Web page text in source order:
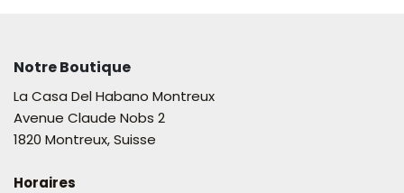
Notre Boutique
La Casa Del Habano Montreux
Avenue Claude Nobs 2
1820 Montreux, Suisse
Horaires